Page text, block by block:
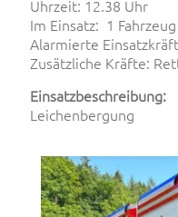
Uhrzeit: 12.38 Uhr
Im Einsatz: 1 Fahrzeug
Alarmierte
Zusätzliche Kräfte:
Einsatzbeschreibung:
Leichenbergung